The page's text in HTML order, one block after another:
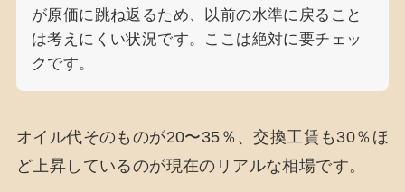
が原価に跳ね返るため、以前の水準に戻ること
は考えにくい状況です。ここは絶対に要チェッ
クです。
オイル代そのものが20〜35％、交換工賃も30％ほ
ど上昇しているのが現在のリアルな相場です。